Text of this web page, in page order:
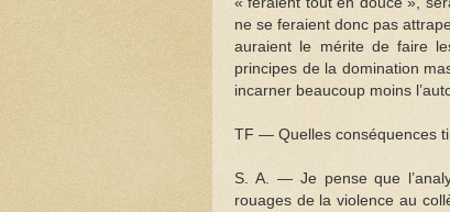
ne se feraient donc pas
auraient le mérite de faire
principes de la domination
incarner beaucoup moins
TF — Quelles conséquences
S. A. — Je pense que
rouages de la violence au